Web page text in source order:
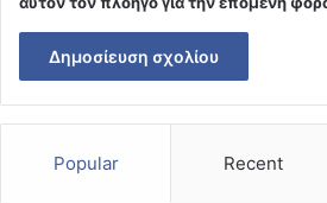
Popular Recent